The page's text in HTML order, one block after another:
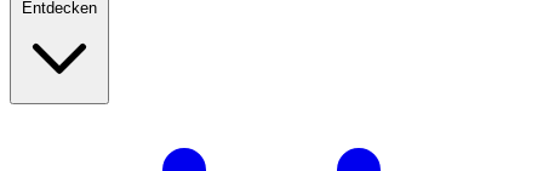
Entdecken